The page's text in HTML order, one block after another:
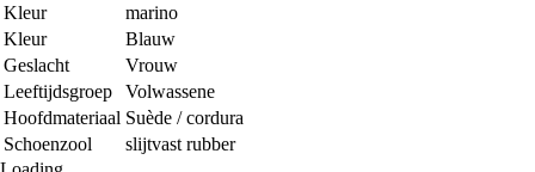
Kleur
marino
Kleur
Blauw
Geslacht
Vrouw
Leeftijdsgroep
Volwassene
Hoofdmateriaal Suède / cordura
Schoenzool
slijtvast rubber